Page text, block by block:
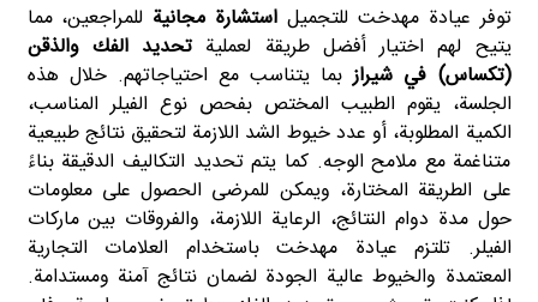
توفر عيادة مهدخت للتجميل استشارة مجانية للمراجعين، مما
يتيح لهم اختيار أفضل طريقة لعملية تحديد الفك والذقن
(تكساس) في شيرازبما يتناسب مع احتياجاتهم. خلال هذه
الجلسة، يقوم الطبيب المختص بفحص نوع الفيلر المناسب،
الكمية المطلوبة، أو عدد خيوط الشد اللازمة لتحقيق نتائج طبيعية
متناغمة مع ملامح الوجه. كما يتم تحديد التكاليف الدقيقة بناءً
على الطريقة المختارة، ويمكن للمرضى الحصول على معلومات
حول مدة دوام النتائج، الرعاية اللازمة، والفروقات بين ماركات
الفيلر. تلتزم عيادة مهدخت باستخدام العلامات التجارية
المعتمدة والخيوط عالية الجودة لضمان نتائج آمنة ومستدامة.